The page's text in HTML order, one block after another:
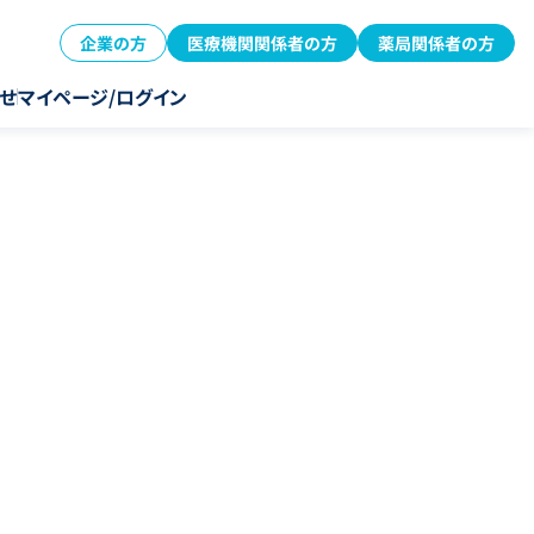
企業の方 医療機関関係者の方 薬局関係者の方
マイページ/ログイン